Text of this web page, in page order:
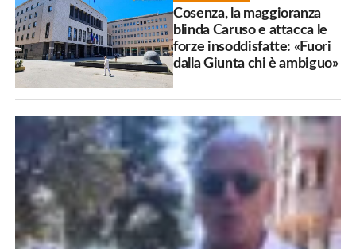
Cosenza, la maggioranza
blinda Caruso e attacca le
forze insoddisfatte: «Fuori
dalla Giunta chi è ambiguo»